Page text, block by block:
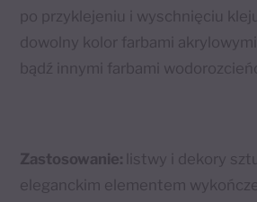
po przyklejeniu i wyschnięciu
dowolny kolor farbami
bądź innymi farbami
Zastosowanie:
listwy i dekory
eleganckim elementem